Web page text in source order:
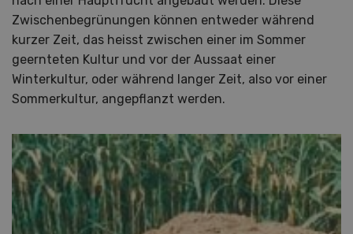
Zwischenbegrünungen können entweder während
kurzer Zeit, das heisst zwischen einer im Sommer
geernteten Kultur und vor der Aussaat einer
Winterkultur, oder während langer Zeit, also vor einer
Sommerkultur, angepflanzt werden.